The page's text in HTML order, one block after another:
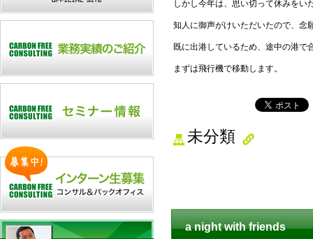
しかし今年は、思い切って休みをい
知人に御声がけいただいたので、念
既に出港しているため、途中の港で
まずは飛行機で移動します。
未分類
a night with friends